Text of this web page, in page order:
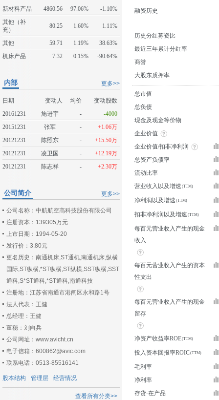
新材料产品
4860.56 97.06%
-1.10%
其他（补
充）
80.25 1.60% 1.11%
其他 59.71 1.19%
38.63%
机床产品
7.32 0.15% -90.64%
更多>>
内部
日期 变动人 均价
变动股数
20161231
施进宇 -
-4000
20151231
张军 -
+1.06万
20121231
陈照东 -
+15.50万
20121231
凌卫国 -
+12.19万
20121231
陈志祥 - +2.30万
更多>>
公司简介
公司名称：中航航空高科技股份有限公司
注册资本：139305万元
上市日期：1994-05-20
发行价：3.80元
更名历史：南通机床,ST通机,南通机床,纵横
国际,ST纵横,*ST纵横,ST纵横,SST纵横,SST
通科,S*ST通科,*ST通科,南通科技
注册地：江苏省南通市港闸区永和路1号
法人代表：王健
总经理：王健
董秘：刘向兵
公司网址：www.avicht.cn
电子信箱：600862@avic.com
联系电话：0513-85516141
股本结构 管理层 经营情况
查看所有分类>>
融资历史
历史分红募资比
最近三年累计分红率
商誉
大股东质押率
总市值
总负债
现金及现金等价物
企业价值
企业价值/扣非净利润
总资产负债率
流动比率
营业收入以及增速
净利润以及增速
扣非净利润以及增速
每百元营业收入产生的现金
收入
每百元营业收入产生的资本
性支出
每百元营业收入产生的现金
留存
净资产收益率ROE
投入资本回报率ROIC
毛利率
净利率
存货-在产品